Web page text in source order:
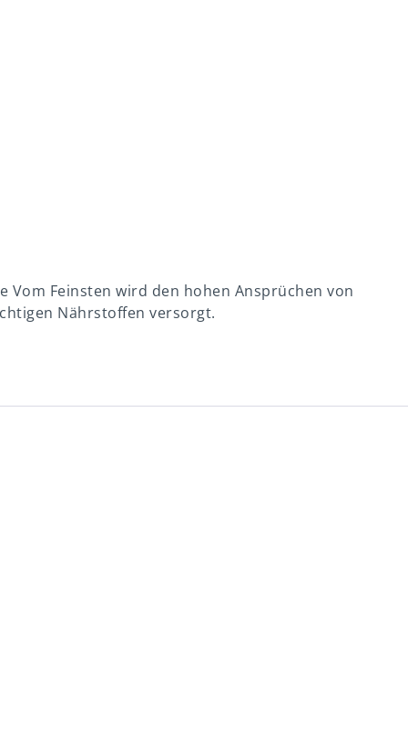
Feinsten wird den hohen Ansprüchen von
Nährstoffen versorgt.